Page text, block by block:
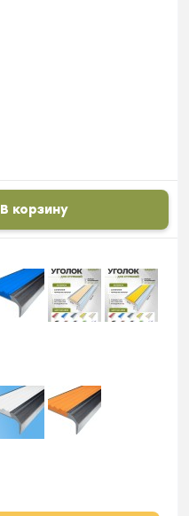
В корзину